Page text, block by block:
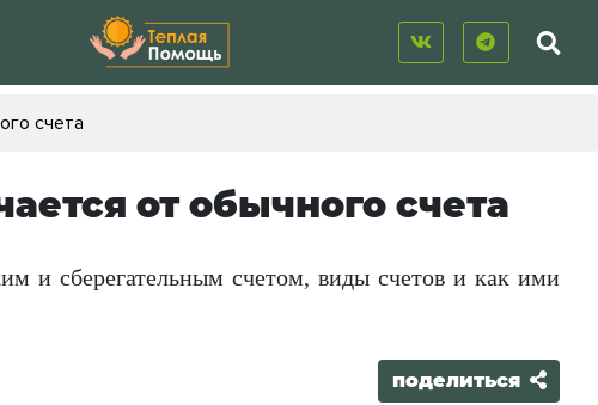
счета
от обычного счета
и сберегательным счетом, виды счетов и как ими
поделиться